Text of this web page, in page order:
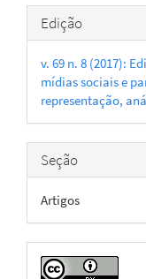
Detalhes
do
artigo
Edição
v. 69 n. 8 (2017):
mídias sociais e
representação,
Seção
Artigos